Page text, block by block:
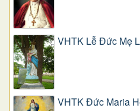
VHTK Lễ Đức Mẹ
VHTK Đức Maria